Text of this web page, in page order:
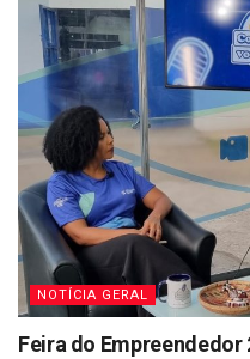
NOTÍCIA GERAL
Feira do